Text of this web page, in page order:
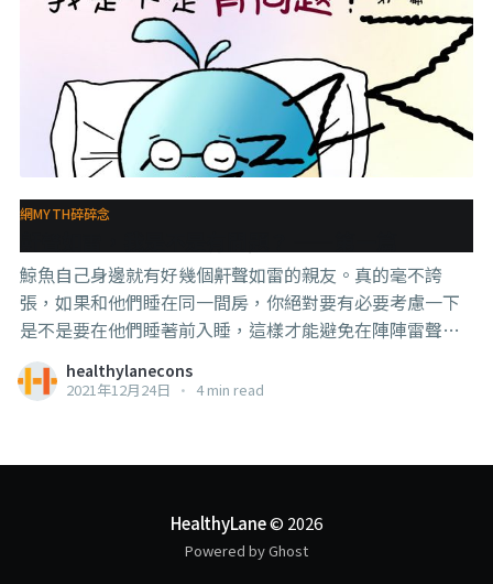
網MYTH碎碎念
鯨魚自己身邊就有好幾個鼾聲如雷的親友。真的毫不誇
張，如果和他們睡在同一間房，你絕對要有必要考慮一下
是不是要在他們睡著前入睡，這樣才能避免在陣陣雷聲之
中一夜無眠。就算半夜被吵醒也不是什麼稀奇的事。 那麼
到底這些震耳欲聾的鼾聲，如何被解釋呢？且聽鯨魚緩緩
肌肉會導致呼吸道變窄，而增加空氣在流經喉嚨時，因震
在睡覺的時候或多或少都出現過打鼾的情況。 但是如果打
healthylanecons
2021年12月24日 • 4 min read
HealthyLane© 2026
Powered by Ghost